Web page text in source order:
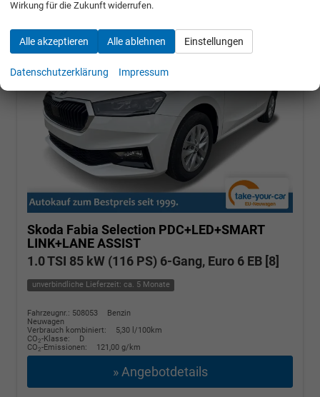
Skoda Fabia Selection PDC+LED+SMART
LINK+LANE ASSIST
1.0 TSI 85 kW (116 PS) 6-Gang, Euro 6 EB [8]
unverbindliche Lieferzeit: ca. 5 Monate
Fahrzeugnr.: 508053
Benzin
Neuwagen
Verbrauch kombiniert:
5,30 l/100km
CO2-Klasse:
D
CO2-Emissionen: 121,00 g/km
» Angebotdetails
Wirkung für die Zukunft widerrufen.
Alle akzeptieren Alle ablehnen Einstellungen
Datenschutzerklärung Impressum